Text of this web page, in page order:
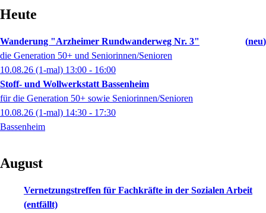
Heute
Wanderung "Arzheimer Rundwanderweg Nr. 3"
neu
die Generation 50+ und Seniorinnen/Senioren
10.08.26 (1-mal) 13:00 - 16:00
Stoff- und Wollwerkstatt Bassenheim
für die Generation 50+ sowie Seniorinnen/Senioren
10.08.26 (1-mal) 14:30 - 17:30
Bassenheim
August
Vernetzungstreffen für Fachkräfte in der Sozialen Arbeit
(entfällt)